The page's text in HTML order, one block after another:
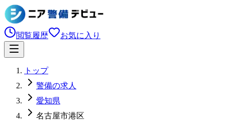
閲覧履歴 お気に入り
トップ
警備の求人
愛知県
名古屋市港区